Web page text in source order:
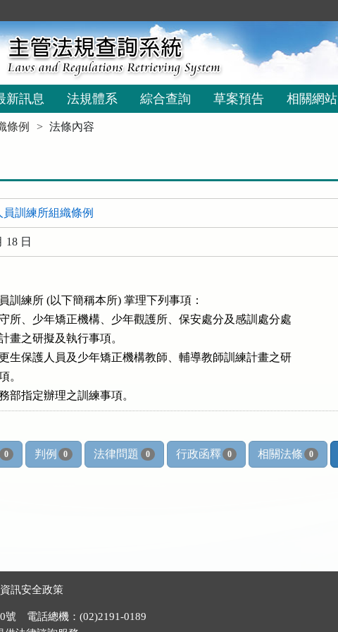
新訊息 法規體系 綜合查詢 草案預告 相關網站
條例 法條內容
訓練所組織條例
18 日
訓練所 (以下簡稱本所) 掌理下列事項：
所、少年矯正機構、少年觀護所、保安處分及感訓處分處
畫之研擬及執行事項。
生保護人員及少年矯正機構教師、輔導教師訓練計畫之研
。
0 判例 0 法律問題 0 行政函釋 0 相關法條 0
資訊安全政策
號 電話總機：(02)2191-0189